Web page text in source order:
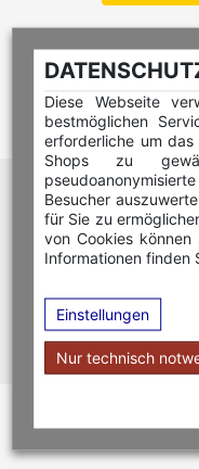
Diese Webseite
bestmöglichen
erforderliche um
Shops zu
Besucher
für Sie zu
von Cookies
Informationen finden
Einstellungen
Nur technisch
Hilfe
Hilfe
Hilfe
Copyright © 2026